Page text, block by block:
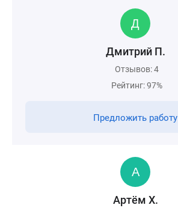
Дмитрий П.
Отзывов: 4
Рейтинг: 97%
Предложить работу
Артём Х.